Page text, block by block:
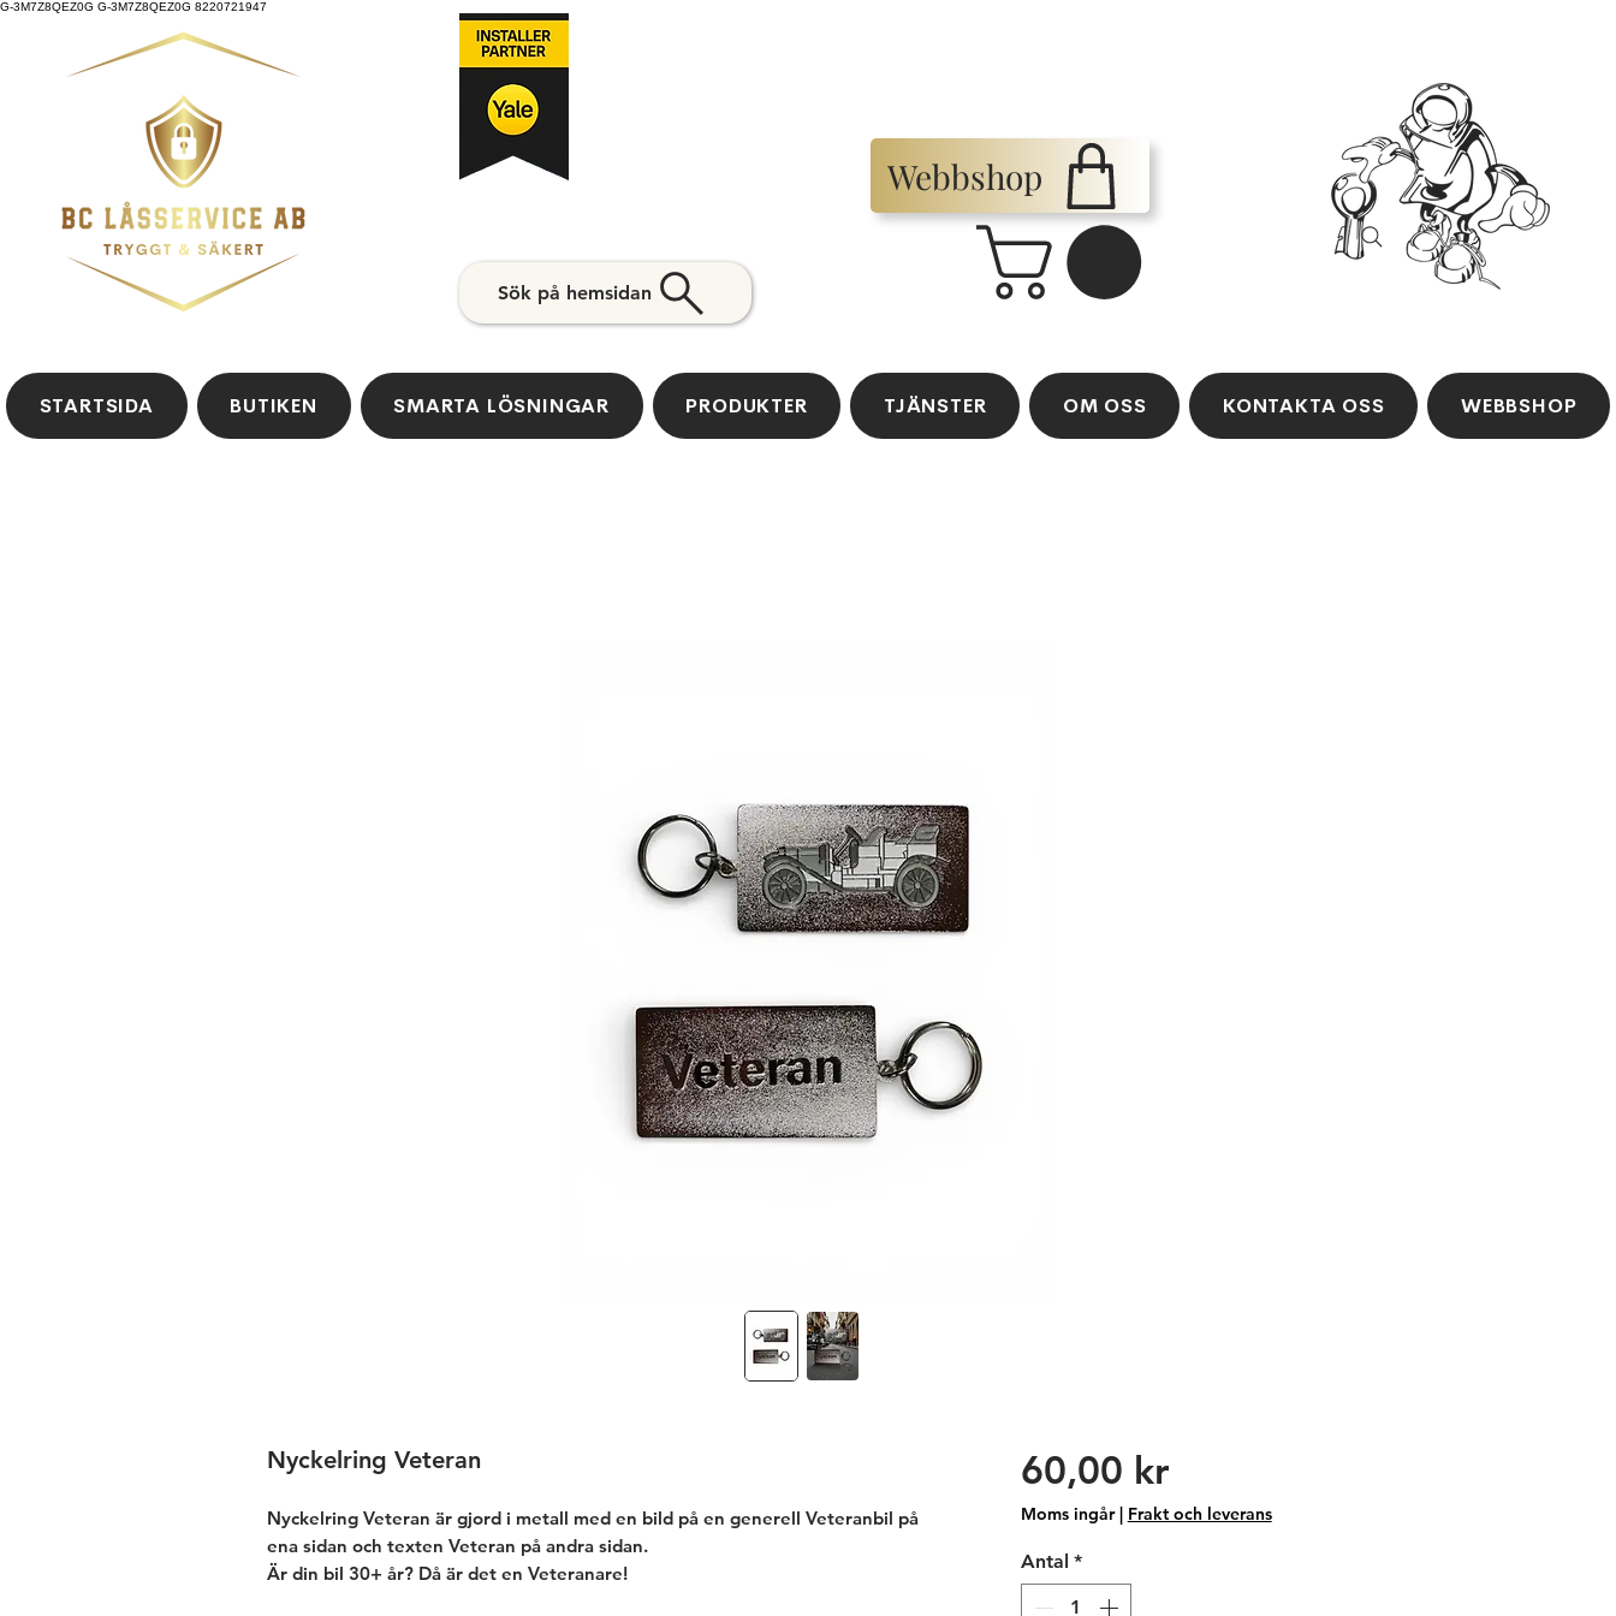
G-3M7Z8QEZ0G G-3M7Z8QEZ0G 8220721947
Sök på hemsidan
Webbshop
STARTSIDA BUTIKEN SMARTA LÖSNINGAR PRODUKTER TJÄNSTER OM OSS KONTAKTA OSS WEBBSHOP
Nyckelring Veteran
Nyckelring Veteran är gjord i metall med en bild på en generell Veteranbil på
ena sidan och texten Veteran på andra sidan.
Är din bil 30+ år? Då är det en Veteranare!
60,00 krPris
Moms ingår| Frakt och leverans
Antal *